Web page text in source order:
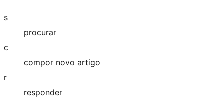
s
procurar
c
compor novo artigo
r
responder